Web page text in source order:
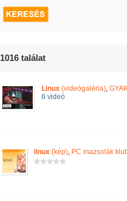
1016 találat
Linux(videógaléria),
6 videó
linux(kép), PC mazsolák